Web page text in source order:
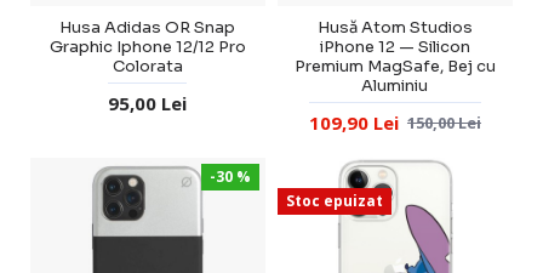
Husa Adidas OR Snap
Graphic Iphone 12/12 Pro
Colorata
95,00 Lei
Husă Atom Studios
iPhone 12 — Silicon
Premium MagSafe, Bej cu
Aluminiu
109,90 Lei 150,00 Lei
-30 %
Stoc epuizat